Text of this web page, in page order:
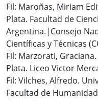
Fil: Maroñas, Miriam
Plata. Facultad de
Argentina.|Consejo
Científicas y Técnicas
Fil: Marzorati,
Plata. Liceo Victor
Fil: Vilches, Alfredo.
Facultad de